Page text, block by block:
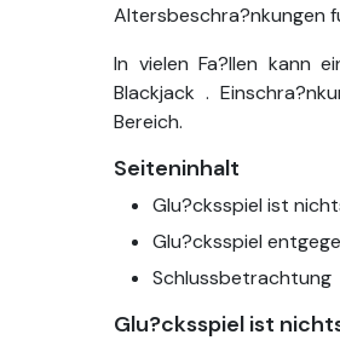
Altersbeschra?nkungen
In vielen Fa?llen kann
Blackjack .
Bereich.
Seiteninhalt
Glu?cksspiel ist
Glu?cksspiel
Schlussbetrachtung
Glu?cksspiel ist